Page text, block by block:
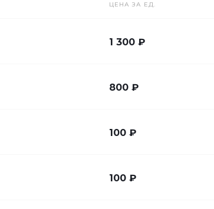
ЦЕНА ЗА ЕД.
1 300 ₽
800 ₽
100 ₽
100 ₽